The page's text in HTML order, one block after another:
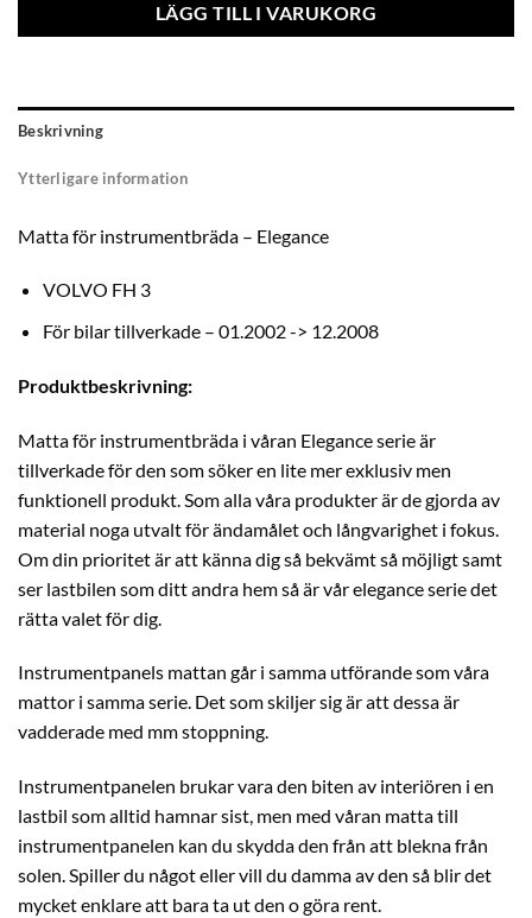
LÄGG TILL I VARUKORG
Beskrivning
Ytterligare information
Matta för instrumentbräda – Elegance
VOLVO FH 3
För bilar tillverkade – 01.2002 -> 12.2008
Produktbeskrivning:
Matta för instrumentbräda i våran Elegance serie är
tillverkade för den som söker en lite mer exklusiv men
funktionell produkt. Som alla våra produkter är de gjorda av
material noga utvalt för ändamålet och långvarighet i fokus.
Om din prioritet är att känna dig så bekvämt så möjligt samt
ser lastbilen som ditt andra hem så är vår elegance serie det
rätta valet för dig.
Instrumentpanels mattan går i samma utförande som våra
mattor i samma serie. Det som skiljer sig är att dessa är
vadderade med mm stoppning.
Instrumentpanelen brukar vara den biten av interiören i en
lastbil som alltid hamnar sist, men med våran matta till
instrumentpanelen kan du skydda den från att blekna från
solen. Spiller du något eller vill du damma av den så blir det
mycket enklare att bara ta ut den o göra rent.